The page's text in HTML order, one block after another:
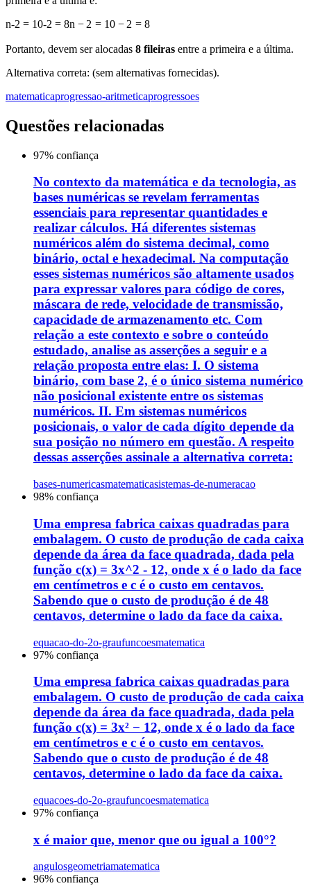
n-2 = 10-2 = 8n − 2 = 10 − 2 = 8
Portanto, devem ser alocadas 8 fileiras entre a primeira e a última.
Alternativa correta: (sem alternativas fornecidas).
matematicaprogressao-aritmeticaprogressoes
Questões relacionadas
97% confiança
No contexto da matemática e da tecnologia, as
bases numéricas se revelam ferramentas
essenciais para representar quantidades e
realizar cálculos. Há diferentes sistemas
numéricos além do sistema decimal, como
binário, octal e hexadecimal. Na computação
esses sistemas numéricos são altamente usados
para expressar valores para código de cores,
máscara de rede, velocidade de transmissão,
capacidade de armazenamento etc. Com
relação a este contexto e sobre o conteúdo
estudado, analise as asserções a seguir e a
relação proposta entre elas: I. O sistema
binário, com base 2, é o único sistema numérico
não posicional existente entre os sistemas
numéricos. II. Em sistemas numéricos
posicionais, o valor de cada dígito depende da
sua posição no número em questão. A respeito
dessas asserções assinale a alternativa correta:
bases-numericasmatematicasistemas-de-numeracao
98% confiança
Uma empresa fabrica caixas quadradas para
embalagem. O custo de produção de cada caixa
depende da área da face quadrada, dada pela
função c(x) = 3x^2 - 12, onde x é o lado da face
em centímetros e c é o custo em centavos.
Sabendo que o custo de produção é de 48
centavos, determine o lado da face da caixa.
equacao-do-2o-graufuncoesmatematica
97% confiança
Uma empresa fabrica caixas quadradas para
embalagem. O custo de produção de cada caixa
depende da área da face quadrada, dada pela
função c(x) = 3x² − 12, onde x é o lado da face
em centímetros e c é o custo em centavos.
Sabendo que o custo de produção é de 48
centavos, determine o lado da face da caixa.
equacoes-do-2o-graufuncoesmatematica
97% confiança
x é maior que, menor que ou igual a 100°?
angulosgeometriamatematica
96% confiança